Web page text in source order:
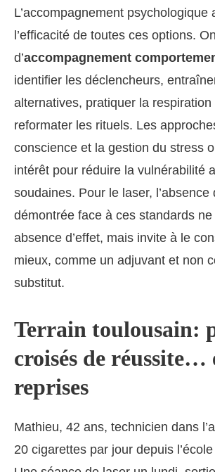
L’accompagnement psychologique
l’efficacité de toutes ces options.
d’accompagnement
identifier les déclencheurs,
alternatives, pratiquer la respiration
reformater les rituels. Les
conscience et la gestion du stress
intérêt pour réduire la vulnérabilité
soudaines. Pour le laser, l’absence
démontrée face à ces standards
absence d’effet, mais invite à le
mieux, comme un adjuvant et non
substitut.
Terrain toulousain:
croisés de réussite…
reprises
Mathieu, 42 ans, technicien dans
20 cigarettes par jour depuis l’école